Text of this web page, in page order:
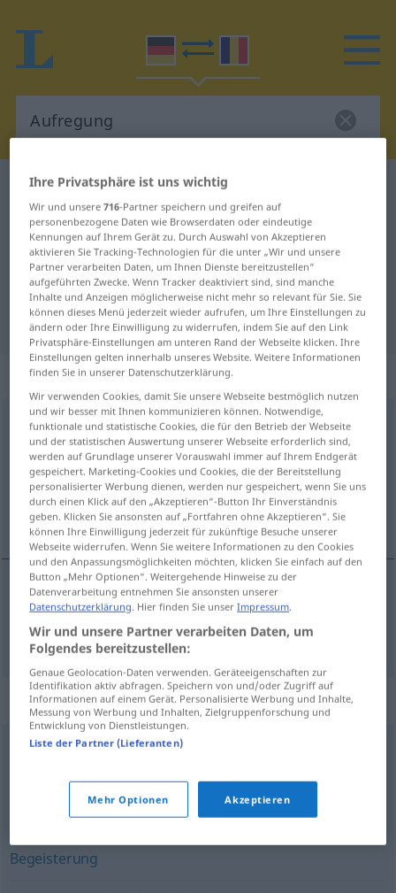
Deutsch-Rumänisch Wörterbuch
Deutsch-Rumänisch Übersetzung
für "Aufregung"
"Aufregung" Rumänisch
Übersetzung
„Aufregung“: Femininum
Aufregungf
Übersicht aller Übersetzungen
(Für mehr Details die Übersetzung anklicken/antippen)
enervare
enervaref Aufregung
Synonyme für "Aufregung"
Hysterie (fig.),Aufsehen
Begeisterung
Ihre Privatsphäre ist uns wichtig
Wir und unsere716-Partner speichern und greifen auf
personenbezogene Daten wie Browserdaten oder eindeutige
Kennungen auf Ihrem Gerät zu. Durch Auswahl von Akzeptieren
aktivieren Sie Tracking-Technologien für die unter „Wir und unsere
Partner verarbeiten Daten, um Ihnen Dienste bereitzustellen“
aufgeführten Zwecke. Wenn Tracker deaktiviert sind, sind manche
Inhalte und Anzeigen möglicherweise nicht mehr so relevant für Sie. Sie
können dieses Menü jederzeit wieder aufrufen, um Ihre Einstellungen zu
ändern oder Ihre Einwilligung zu widerrufen, indem Sie auf den Link
Privatsphäre-Einstellungen am unteren Rand der Webseite klicken. Ihre
Einstellungen gelten innerhalb unseres Website. Weitere Informationen
finden Sie in unserer Datenschutzerklärung.
Wir verwenden Cookies, damit Sie unsere Webseite bestmöglich nutzen
und wir besser mit Ihnen kommunizieren können. Notwendige,
funktionale und statistische Cookies, die für den Betrieb der Webseite
und der statistischen Auswertung unserer Webseite erforderlich sind,
werden auf Grundlage unserer Vorauswahl immer auf Ihrem Endgerät
gespeichert. Marketing-Cookies und Cookies, die der Bereitstellung
personalisierter Werbung dienen, werden nur gespeichert, wenn Sie uns
durch einen Klick auf den „Akzeptieren“-Button Ihr Einverständnis
geben. Klicken Sie ansonsten auf „Fortfahren ohne Akzeptieren“. Sie
können Ihre Einwilligung jederzeit für zukünftige Besuche unserer
Webseite widerrufen. Wenn Sie weitere Informationen zu den Cookies
und den Anpassungsmöglichkeiten möchten, klicken Sie einfach auf den
Button „Mehr Optionen“. Weitergehende Hinweise zu der
Datenverarbeitung entnehmen Sie ansonsten unserer
Datenschutzerklärung. Hier finden Sie unserImpressum.
Wir und unsere Partner verarbeiten Daten, um
Folgendes bereitzustellen:
Genaue Geolocation-Daten verwenden. Geräteeigenschaften zur
Identifikation aktiv abfragen. Speichern von und/oder Zugriff auf
Informationen auf einem Gerät. Personalisierte Werbung und Inhalte,
Messung von Werbung und Inhalten, Zielgruppenforschung und
Entwicklung von Dienstleistungen.
Liste der Partner (Lieferanten)
Mehr Optionen Akzeptieren